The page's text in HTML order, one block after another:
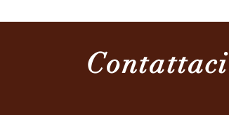
Contattaci